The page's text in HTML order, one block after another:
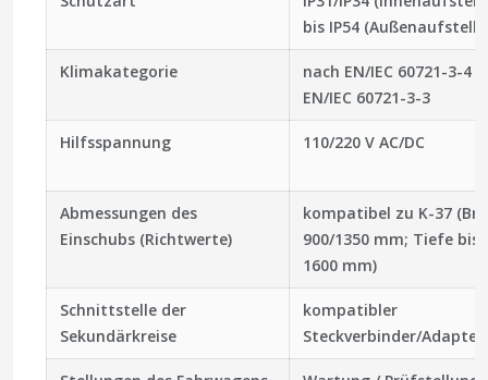
bis IP54
Klimakategorie
nach EN/IEC 60721-3-4
EN/IEC 60721-3-3
Hilfsspannung 110/220 V AC/DC
Abmessungen des
Einschubs (Richtwerte)
kompatibel zu K-37
900/1350 mm; Tiefe bis
1600 mm)
Schnittstelle der
Sekundärkreise
kompatibler
Steckverbinder/